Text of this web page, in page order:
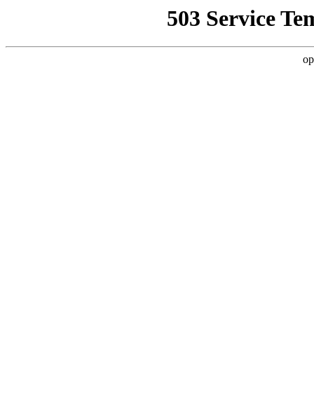
503 Service